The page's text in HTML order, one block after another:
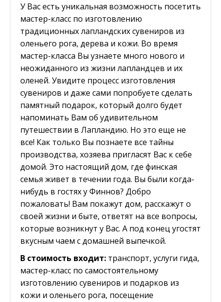
У Вас есть уникальная возможность посетить
мастер-класс по изготовлению
традиционных лапландских сувениров из
оленьего рога, дерева и кожи. Во время
мастер-класса Вы узнаете много нового и
неожиданного из жизни лапландцев и их
оленей. Увидите процесс изготовления
сувениров и даже сами попробуете сделать
памятный подарок, который долго будет
напоминать Вам об удивительном
путешествии в Лапландию. Но это еще не
все! Как только Вы познаете все тайны
производства, хозяева пригласят Вас к себе
домой. Это настоящий дом, где финская
семья живет в течении года. Вы были когда-
нибудь в гостях у Финнов? Добро
пожаловать! Вам покажут дом, расскажут о
своей жизни и быте, ответят на все вопросы,
которые возникнут у Вас. А под конец угостят
вкусным чаем с домашней выпечкой.
В стоимость входит: транспорт, услуги гида,
мастер-класс по самостоятельному
изготовлению сувениров и подарков из
кожи и оленьего рога, посещение